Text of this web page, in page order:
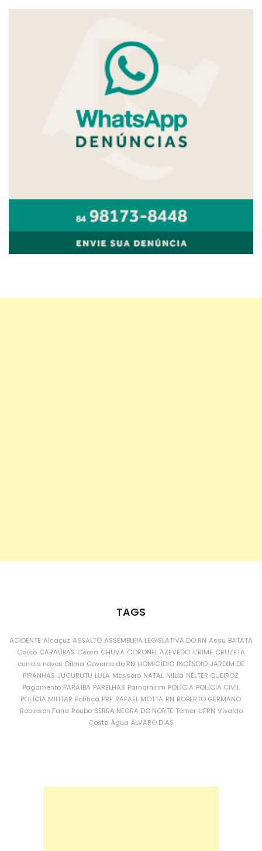
TAGS
ACIDENTE Alcaçuz ASSALTO ASSEMBLEIA LEGISLATIVA DO RN Assu BATATA
Caicó CARAÚBAS Ceará CHUVA CORONEL AZEVEDO CRIME CRUZETA
currais novos Dilma Governo do RN HOMICÍDIO INCÊNDIO JARDIM DE
PIRANHAS JUCURUTU LULA Mossoró NATAL Nilda NÉLTER QUEIROZ
Pagamento PARAÍBA PARELHAS Parnamirim POLÍCIA POLÍCIA CIVIL
POLÍCIA MILITAR Política PRF RAFAEL MOTTA RN ROBERTO GERMANO
Robinson Faria Roubo SERRA NEGRA DO NORTE Temer UFRN Vivaldo
Costa Água ÁLVARO DIAS